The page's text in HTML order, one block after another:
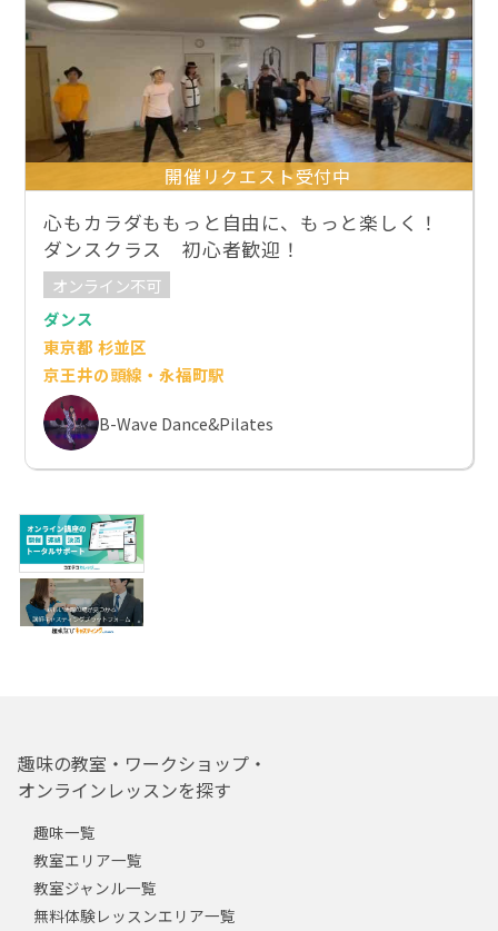
開催リクエスト受付中
心もカラダももっと自由に、もっと楽しく！
ダンスクラス 初心者歓迎！
オンライン不可
ダンス
東京都 杉並区
京王井の頭線・永福町駅
B-Wave Dance&Pilates
趣味の教室・ワークショップ・
オンラインレッスンを探す
趣味一覧
教室エリア一覧
教室ジャンル一覧
無料体験レッスンエリア一覧